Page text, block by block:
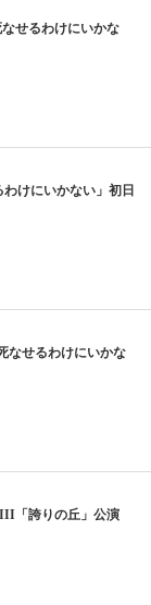
せるわけにいかな
けにいかない」初日
なせるわけにいかな
「誇りの丘」公演